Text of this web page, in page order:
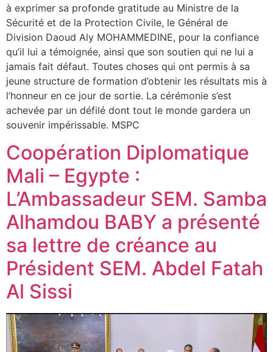
à exprimer sa profonde gratitude au Ministre de la
Sécurité et de la Protection Civile, le Général de
Division Daoud Aly MOHAMMEDINE, pour la confiance
qu’il lui a témoignée, ainsi que son soutien qui ne lui a
jamais fait défaut. Toutes choses qui ont permis à sa
jeune structure de formation d’obtenir les résultats mis à
l’honneur en ce jour de sortie. La cérémonie s’est
achevée par un défilé dont tout le monde gardera un
souvenir impérissable. MSPC
Coopération Diplomatique
Mali – Egypte :
L’Ambassadeur SEM. Samba
Alhamdou BABY a présenté
sa lettre de créance au
Président SEM. Abdel Fatah
Al Sissi